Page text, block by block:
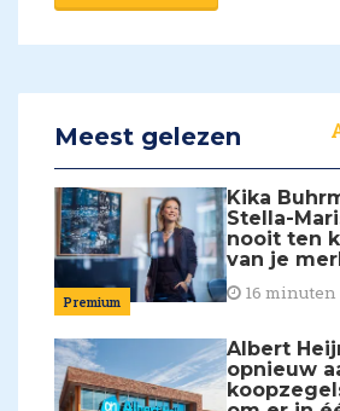
Meest gelezen
Premium
Kika
Stella-
nooit ten
van je
16 minuten
Albert
opnieuw